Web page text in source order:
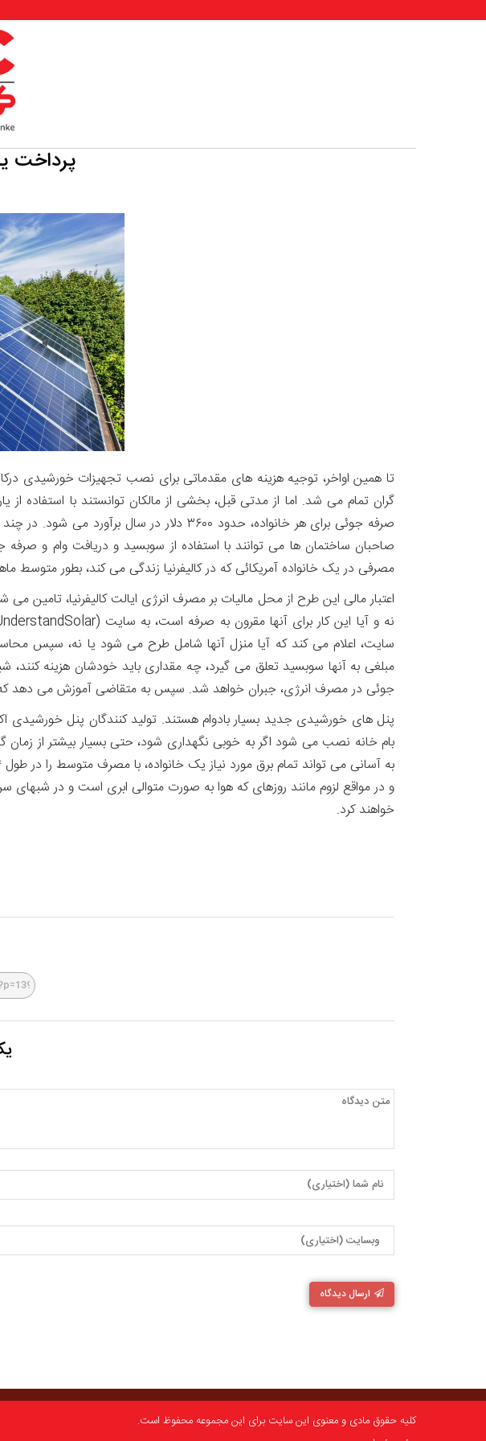
پرداخت
تا همین اواخر، توجیه هزینه های مقدماتی برای نصب تجهیزات خورشیدی
صاحبان ساختمان ها می توانند با استفاده از سوبسید و دریافت وام و
مصرفی در یک خانواده آمریکائی که در کالیفرنیا زندگی می کند، بطور متوسط ماهیانه ۴۰۰
اعتبار مالی این طرح از محل مالیات بر مصرف انرژی ایالت کالیفرنیا، تامین
سایت، اعلام می کند که آیا منزل آنها شامل طرح می شود یا نه، سپس
مبلغی به آنها سوبسید تعلق می گیرد، چه مقداری باید خودشان هزینه
جوئی در مصرف انرژی، جبران خواهد شد. سپس به متقاضی آموزش می دهد
بام خانه نصب می شود اگر به خوبی نگهداری شود، حتی بسیار بیشتر از زمان
و در مواقع لزوم مانند روزهای که هوا به صورت متوالی ابری است و در
خواهند کرد.
ارسال دیدگاه
کلیه حقوق مادی و معنوی این سایت برای این مجموعه محفوظ است.